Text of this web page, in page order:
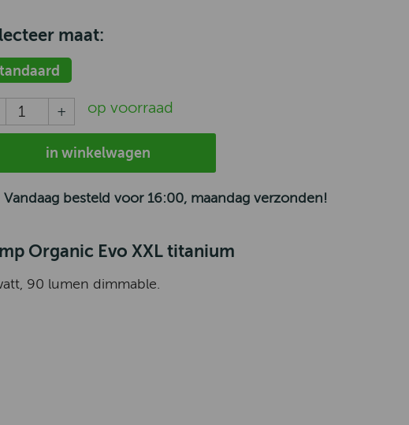
maat:
op voorraad
in winkelwagen
Vandaag besteld voor 16:00, maandag verzonden!
Organic Evo XXL titanium
90 lumen dimmable.